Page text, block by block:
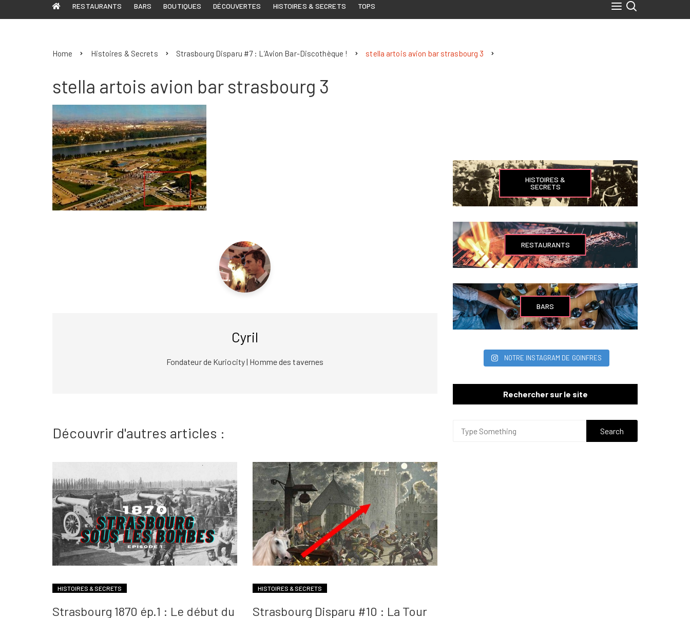
RESTAURANTS BARS BOUTIQUES DÉCOUVERTES HISTOIRES & SECRETS TOPS
Home Histoires & Secrets Strasbourg Disparu #7 : L’Avion Bar-Discothèque ! stella artois avion bar strasbourg 3
stella artois avion bar strasbourg 3
Cyril
Fondateur de Kuriocity | Homme des tavernes
Découvrir d'autres articles :
HISTOIRES & SECRETS
Strasbourg 1870 ép.1 : Le début du
HISTOIRES & SECRETS
Strasbourg Disparu #10 : La Tour
HISTOIRES &
SECRETS
RESTAURANTS
BARS
NOTRE INSTAGRAM DE GOINFRES
Rechercher sur le site